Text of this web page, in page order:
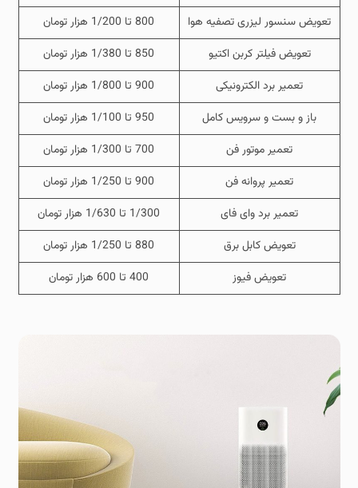
تعویض سنسور لیزری تصفیه هوا
800 تا 1/200 هزار تومان
تعویض فیلتر کربن اکتیو
850 تا 1/380 هزار تومان
تعمیر برد الکترونیکی
900 تا 1/800 هزار تومان
باز و بست و سرویس کامل
950 تا 1/100 هزار تومان
تعمیر موتور فن
700 تا 1/300 هزار تومان
تعمیر پروانه فن
900 تا 1/250 هزار تومان
تعمیر برد وای فای
1/300 تا 1/630 هزار تومان
تعویض کابل برق
880 تا 1/250 هزار تومان
تعویض فیوز
400 تا 600 هزار تومان